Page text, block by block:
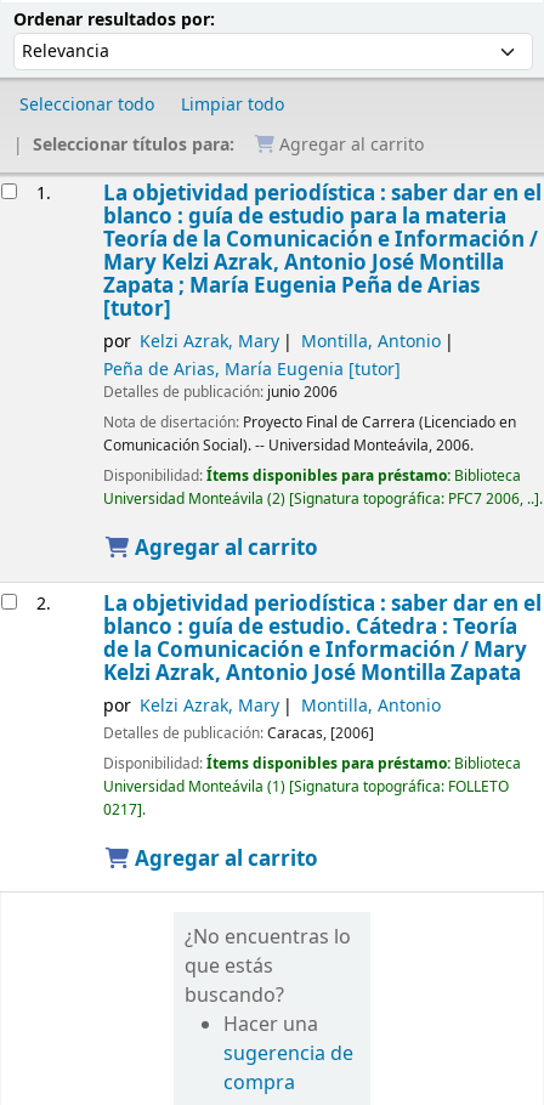
Ordenar resultados por:
Seleccionar todo
Limpiar todo
Seleccionar títulos para:
Agregar al carrito
1. La objetividad periodística : saber dar en el
blanco : guía de estudio para la materia
Teoría de la Comunicación e Información /
Mary Kelzi Azrak, Antonio José Montilla
Zapata ; María Eugenia Peña de Arias
[tutor]
por Kelzi Azrak, Mary
Montilla, Antonio
Peña de Arias, María Eugenia [tutor]
Detalles de publicación: junio 2006
Nota de disertación: Proyecto Final de Carrera (Licenciado en
Comunicación Social). -- Universidad Monteávila, 2006.
Disponibilidad:Ítems disponibles para préstamo: Biblioteca
Universidad Monteávila (2) Signatura topográfica: PFC7 2006, .. .
Agregar al carrito
2. La objetividad periodística : saber dar en el
blanco : guía de estudio. Cátedra : Teoría
de la Comunicación e Información / Mary
Kelzi Azrak, Antonio José Montilla Zapata
por Kelzi Azrak, Mary Montilla, Antonio
Detalles de publicación:Caracas, [2006]
Disponibilidad:Ítems disponibles para préstamo: Biblioteca
Universidad Monteávila (1) Signatura topográfica: FOLLETO
0217 .
Agregar al carrito
¿No encuentras lo
que estás
buscando?
Hacer una
sugerencia de
compra